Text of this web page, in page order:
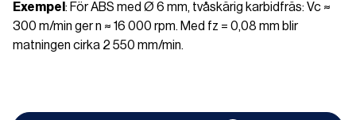
Exempel : För ABS med Ø 6 mm, tvåskärig karbidfräs: Vc ≈
300 m/min ger n ≈ 16 000 rpm. Med fz = 0,08 mm blir
matningen cirka 2 550 mm/min.